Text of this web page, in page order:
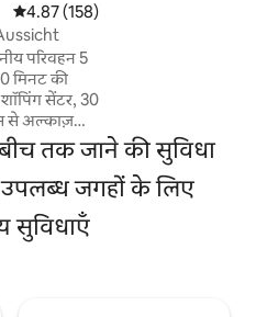
औसत रेटिंग 5 में से 4.87, 158 समीक्षाएँ
4.87 (158)
परिवहन 5
मिनट की
सेंटर, 30
से अल्काज़बा
की पैदल दूरी
पर, गोल्फ कोर्स
मिनट की दूरी
टैक्सी, बस 5
तक जाने की सुविधा
उपलब्ध जगहों के लिए
सुविधाएँ